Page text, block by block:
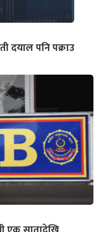
दयाल पनि पक्राउ